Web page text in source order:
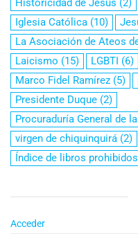
Historicidad de Jesús (2)
Iglesia Católica (10)
La Asociación de Ateos
Laicismo (15) LGBTI (6)
Marco Fidel Ramírez (5)
Presidente Duque (2)
Procuraduría General de
virgen de chiquinquirá (2)
Índice de libros prohibidos
Acceder